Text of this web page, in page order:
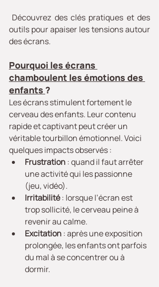
outils pour apaiser les tensions autour
des écrans.
Pourquoi les écrans
chamboulent les émotions des
enfants ?
Les écrans stimulent fortement le
cerveau des enfants. Leur contenu
rapide et captivant peut créer un
véritable tourbillon émotionnel. Voici
quelques impacts observés :
Frustration : quand il faut arrêter
une activité qui les passionne
(jeu, vidéo).
Irritabilité : lorsque l’écran est
trop sollicité, le cerveau peine à
revenir au calme.
Excitation : après une exposition
prolongée, les enfants ont parfois
du mal à se concentrer ou à
dormir.